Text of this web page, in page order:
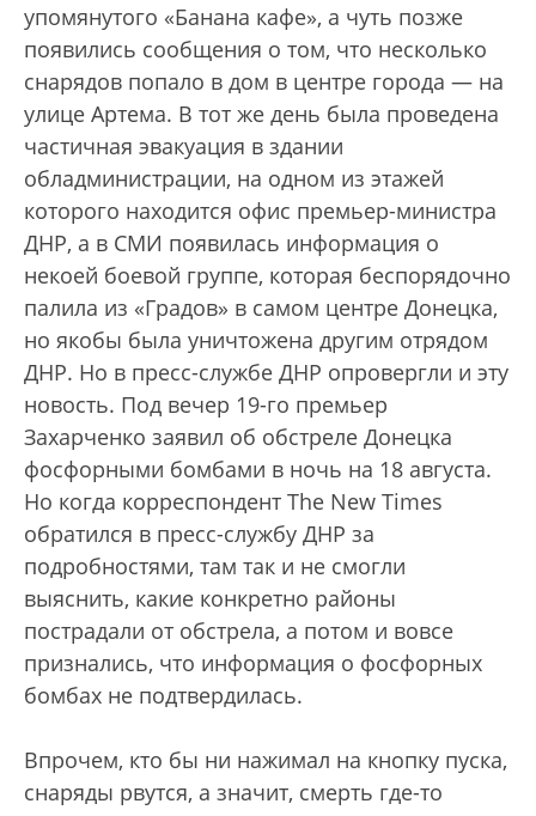
упомянутого «Банана кафе», а чуть позже
появились сообщения о том, что несколько
снарядов попало в дом в центре города — на
улице Артема. В тот же день была проведена
частичная эвакуация в здании
обладминистрации, на одном из этажей
которого находится офис премьер-министра
ДНР, а в СМИ появилась информация о
некоей боевой группе, которая беспорядочно
палила из «Градов» в самом центре Донецка,
но якобы была уничтожена другим отрядом
ДНР. Но в пресс-службе ДНР опровергли и эту
новость. Под вечер 19-го премьер
Захарченко заявил об обстреле Донецка
фосфорными бомбами в ночь на 18 августа.
Но когда корреспондент The New Times
обратился в пресс-службу ДНР за
подробностями, там так и не смогли
выяснить, какие конкретно районы
пострадали от обстрела, а потом и вовсе
признались, что информация о фосфорных
бомбах не подтвердилась.
Впрочем, кто бы ни нажимал на кнопку пуска,
снаряды рвутся, а значит, смерть где-то